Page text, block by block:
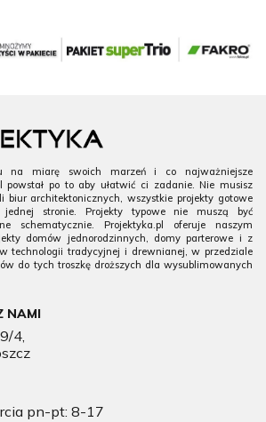
na miarę swoich marzeń i co najważniejsze
powstał po to aby ułatwić ci zadanie. Nie musisz
biur architektonicznych, wszystkie projekty gotowe
stronie. Projekty typowe nie muszą być
schematycznie. Projektyka.pl oferuje naszym
domów jednorodzinnych, domy parterowe i z
technologii tradycyjnej i drewnianej, w przedziale
do tych troszkę droższych dla wysublimowanych
NAMI
4,
pn-pt: 8-17